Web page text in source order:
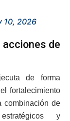
10, 2026
acciones de
de forma
fortalecimiento
combinación de
y